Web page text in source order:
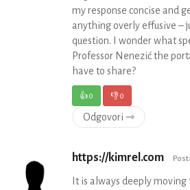
my response concise and
anything overly effusive –
question. I wonder what
Professor Nenezić the
have to share?
👍0 👎0
Odgovori ⇾
https://kimrel.com
It is always deeply